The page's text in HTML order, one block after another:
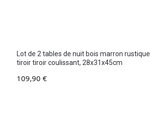
Lot de 2 tables de nuit bois marron rustique
tiroir tiroir coulissant, 28x31x45cm
109,90 €